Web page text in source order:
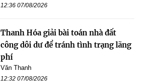
12:36 07/08/2026
Thanh Hóa giải bài toán nhà đất
công dôi dư để tránh tình trạng lãng
phí
Văn Thanh
12:32 07/08/2026